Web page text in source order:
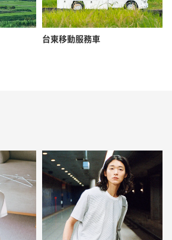
台東移動服務車